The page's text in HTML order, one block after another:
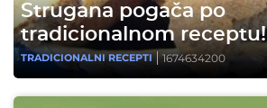
Strugana pogača po
tradicionalnom receptu!
TRADICIONALNI RECEPTI 1674634200